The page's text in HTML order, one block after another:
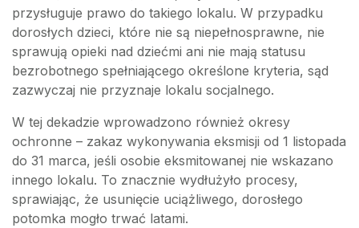
przysługuje prawo do takiego lokalu. W przypadku
dorosłych dzieci, które nie są niepełnosprawne, nie
sprawują opieki nad dziećmi ani nie mają statusu
bezrobotnego spełniającego określone kryteria, sąd
zazwyczaj nie przyznaje lokalu socjalnego.
W tej dekadzie wprowadzono również okresy
ochronne – zakaz wykonywania eksmisji od 1 listopada
do 31 marca, jeśli osobie eksmitowanej nie wskazano
innego lokalu. To znacznie wydłużyło procesy,
sprawiając, że usunięcie uciążliwego, dorosłego
potomka mogło trwać latami.